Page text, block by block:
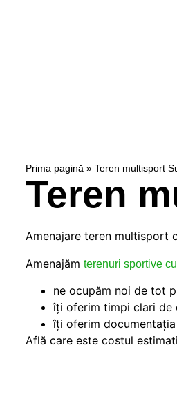
Prima pagină » Teren multisport
Teren
Amenajare teren multisport
Amenajăm terenuri sportive
ne ocupăm noi de tot
îți oferim timpi clari de
îți oferim
Află care este costul